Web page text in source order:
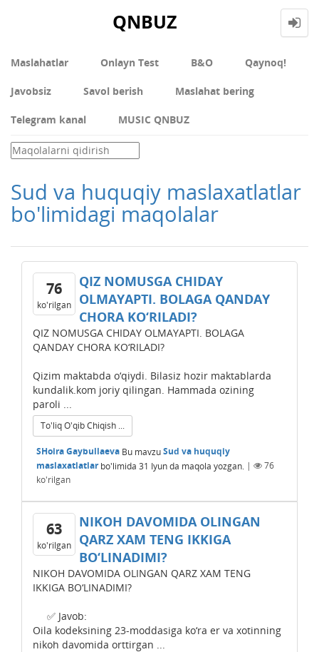
QNBUZ
Maslahatlar Onlayn Test В&О Qaynoq!
Javobsiz Savol berish Maslahat bering
Telegram kanal MUSIC QNBUZ
Sud va huquqiy maslaxatlatlar
bo'limidagi maqolalar
76
ko'rilgan
QIZ NOMUSGA CHIDAY
OLMAYAPTI. BOLAGA QANDAY
CHORA KO‘RILADI?
QIZ NOMUSGA CHIDAY OLMAYAPTI. BOLAGA
QANDAY CHORA KO‘RILADI?
Qizim maktabda o‘qiydi. Bilasiz hozir maktablarda
kundalik.kom joriy qilingan. Hammada ozining
paroli ...
To'liq O'qib Chiqish ...
SHoira Gaybullaeva Bu mavzuSud va huquqiy
maslaxatlatlarbo'limida 31 Iyunda maqola yozgan. |
76
ko'rilgan
63
ko'rilgan
NIKOH DAVOMIDA OLINGAN
QARZ XAM TЕNG IKKIGA
BO‘LINADIMI?
NIKOH DAVOMIDA OLINGAN QARZ XAM TЕNG
IKKIGA BO‘LINADIMI?
✅ Javob:
Oila kodeksining 23-moddasiga ko‘ra er va xotinning
nikoh davomida orttirgan ...